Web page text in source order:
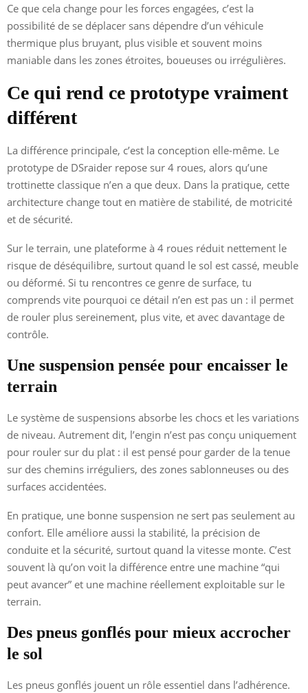
Ce que cela change pour les forces engagées, c’est la
possibilité de se déplacer sans dépendre d’un véhicule
thermique plus bruyant, plus visible et souvent moins
maniable dans les zones étroites, boueuses ou irrégulières.
Ce qui rend ce prototype vraiment
différent
La différence principale, c’est la conception elle-même. Le
prototype de DSraider repose sur 4 roues, alors qu’une
trottinette classique n’en a que deux. Dans la pratique, cette
architecture change tout en matière de stabilité, de motricité
et de sécurité.
Sur le terrain, une plateforme à 4 roues réduit nettement le
risque de déséquilibre, surtout quand le sol est cassé, meuble
ou déformé. Si tu rencontres ce genre de surface, tu
comprends vite pourquoi ce détail n’en est pas un : il permet
de rouler plus sereinement, plus vite, et avec davantage de
contrôle.
Une suspension pensée pour encaisser le
terrain
Le système de suspensions absorbe les chocs et les variations
de niveau. Autrement dit, l’engin n’est pas conçu uniquement
pour rouler sur du plat : il est pensé pour garder de la tenue
sur des chemins irréguliers, des zones sablonneuses ou des
surfaces accidentées.
En pratique, une bonne suspension ne sert pas seulement au
confort. Elle améliore aussi la stabilité, la précision de
conduite et la sécurité, surtout quand la vitesse monte. C’est
souvent là qu’on voit la différence entre une machine “qui
peut avancer” et une machine réellement exploitable sur le
terrain.
Des pneus gonflés pour mieux accrocher
le sol
Les pneus gonflés jouent un rôle essentiel dans l’adhérence.